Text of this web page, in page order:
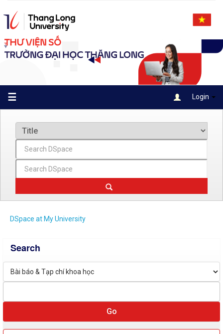
navigation
☰ Login
DSpace at My University
Search